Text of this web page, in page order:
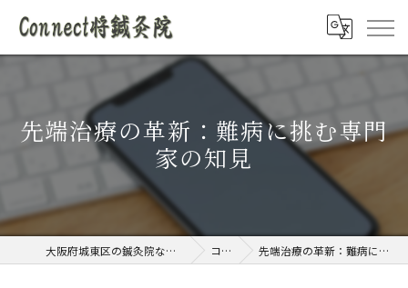
先端治療の革新：難病に挑む専門
家の知見
大阪府城東区の鍼灸院ならConnect将鍼灸院 コラム 先端治療の革新：難病に挑む専門家の知見